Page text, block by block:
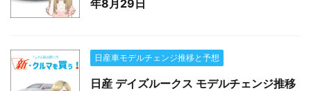
年8月29日
日産車モデルチェンジ推移と予想
日産 デイズルークス モデルチェンジ推移